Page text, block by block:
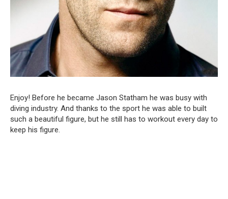
Enjoy! Before he became Jason Statham he was busy with
diving industry. And thanks to the sport he was able to built
such a beautiful figure, but he still has to workout every day to
keep his figure.